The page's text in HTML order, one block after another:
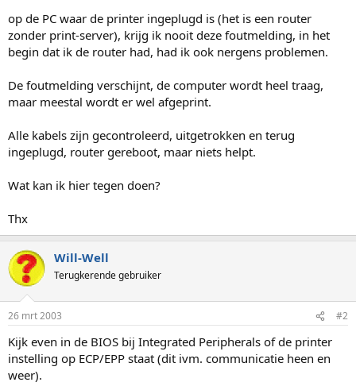
op de PC waar de printer ingeplugd is (het is een router
zonder print-server), krijg ik nooit deze foutmelding, in het
begin dat ik de router had, had ik ook nergens problemen.
De foutmelding verschijnt, de computer wordt heel traag,
maar meestal wordt er wel afgeprint.
Alle kabels zijn gecontroleerd, uitgetrokken en terug
ingeplugd, router gereboot, maar niets helpt.
Wat kan ik hier tegen doen?
Thx
Will-Well
Terugkerende gebruiker
26 mrt 2003 #2
Kijk even in de BIOS bij Integrated Peripherals of de printer
instelling op ECP/EPP staat (dit ivm. communicatie heen en
weer).